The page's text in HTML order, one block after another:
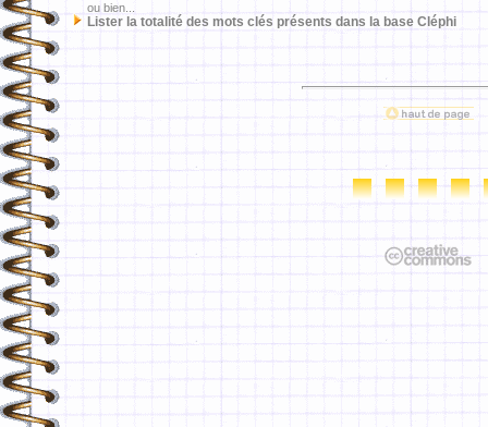
ou bien...
Lister la totalité des mots clés présents dans la base Cléphi